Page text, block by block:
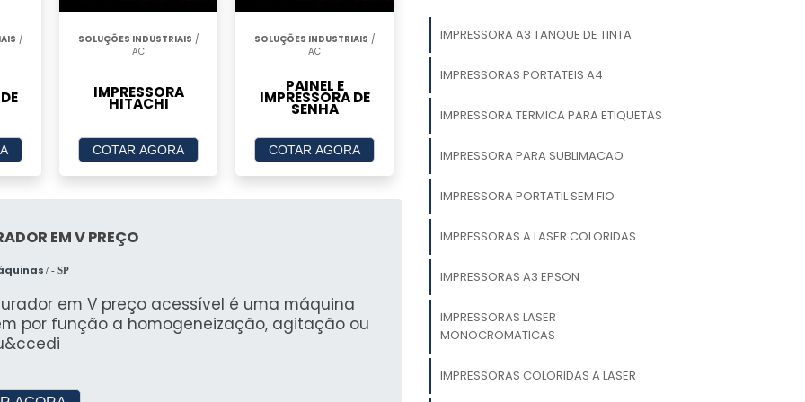
sejam fiéis à imagem original. Além disso, elas
é a consistência da qualidade de
variações indesejadas.
significativamente a produtividade em
Impressoras que oferecem impressão frente e
/
SOLUÇÕES INDUSTRIAIS /
AC
IMPRESSORA
HITACHI
COTAR AGORA
SOLUÇÕES INDUSTRIAIS /
AC
PAINEL E
IMPRESSORA DE
SENHA
COTAR AGORA
EM V PREÇO
/ - SP
em V preço acessível é uma máquina
por função a homogeneização, agitação ou
IMPRESSORA A3 TANQUE DE TINTA
IMPRESSORAS PORTATEIS A4
IMPRESSORA TERMICA PARA ETIQUETAS
IMPRESSORA PARA SUBLIMACAO
IMPRESSORA PORTATIL SEM FIO
IMPRESSORAS A LASER COLORIDAS
IMPRESSORAS A3 EPSON
IMPRESSORAS LASER
MONOCROMATICAS
IMPRESSORAS COLORIDAS A LASER